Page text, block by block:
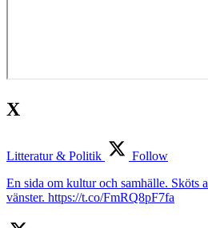
X
Litteratur & Politik
Follow
En sida om kultur och samhälle. Sköts
vänster. https://t.co/FmRQ8pF7fa